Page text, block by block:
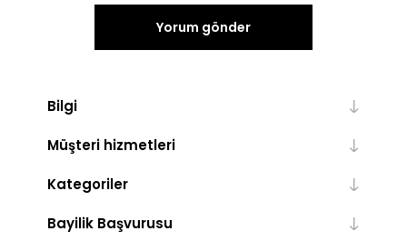
Yorum gönder
Bilgi
Müşteri hizmetleri
Kategoriler
Bayilik Başvurusu